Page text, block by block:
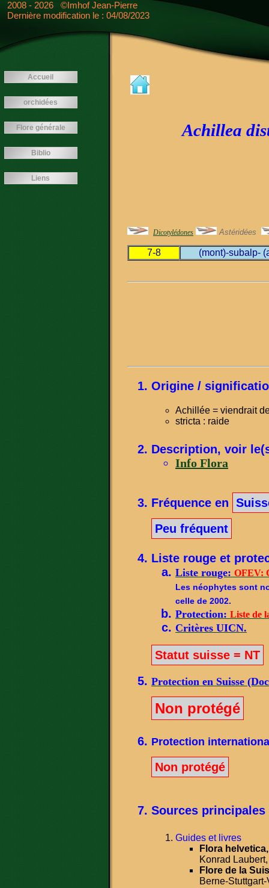
<---- -->
Accueil
orchidées
Flore générale
Biblio
Liens
Achillea
2008 - 2026 ©Imhof Jean-Pierre
Dernière modification le : 04/08/2023
Dicotylédones Astéridées
7-8 (mont)-subalp-
Origine /
Achillée = viendrait
stricta : raide
Description, voir
Info Flora
Fréquence en
Peu fréquent
Liste rouge et
Liste rouge: OFEV:
Les néophytes sont
celle de 2002.
Protection: Liste de
Critères UICN.
Statut suisse = NT
Protection en Suisse
Non protégé
Protection
Non protégé
Sources principales
Guides et livres
Flora
Konrad
Flore de la
Berne-